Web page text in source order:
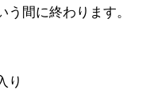
間に終わります。
り